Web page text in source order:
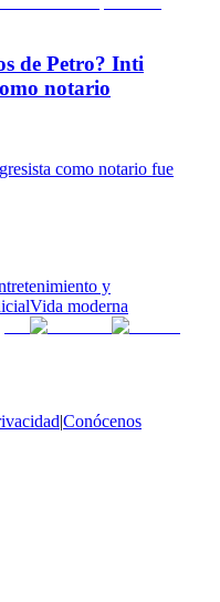
de Petro? Inti
notario
como notario fue
y
Vida moderna
|Conócenos